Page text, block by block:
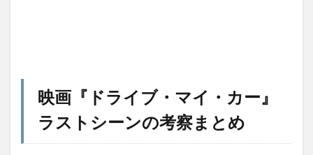
映画『ドライブ・マイ・カー』
ラストシーンの考察まとめ